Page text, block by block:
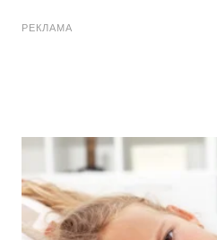
РЕКЛАМА